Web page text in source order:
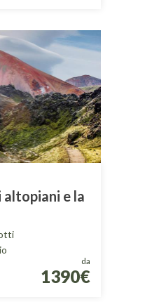
altopiani e la
da
1390€